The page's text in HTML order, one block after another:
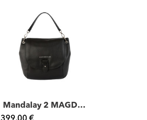
Mandalay 2 MAGDA2, petit sac besace cuir